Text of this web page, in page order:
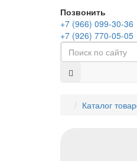
Позвонить
+7 (966) 099-30-36
+7 (926) 770-05-05
Каталог